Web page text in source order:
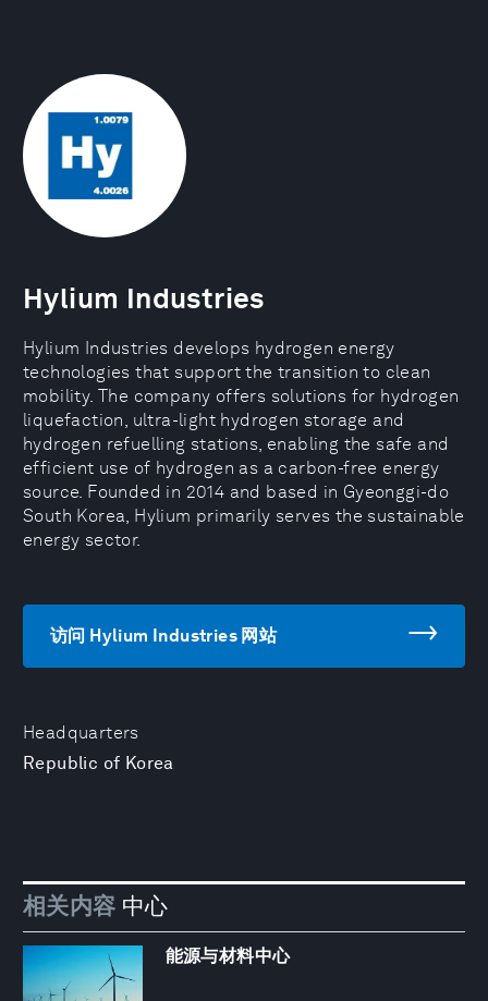
Headquarters
Republic of Korea
Hylium Industries
Hylium Industries develops hydrogen energy
technologies that support the transition to clean
mobility. The company offers solutions for hydrogen
liquefaction, ultra-light hydrogen storage and
hydrogen refuelling stations, enabling the safe and
efficient use of hydrogen as a carbon-free energy
source. Founded in 2014 and based in Gyeonggi-do
South Korea, Hylium primarily serves the sustainable
energy sector.
访问 Hylium Industries 网站
相关内容 中心
能源与材料中心